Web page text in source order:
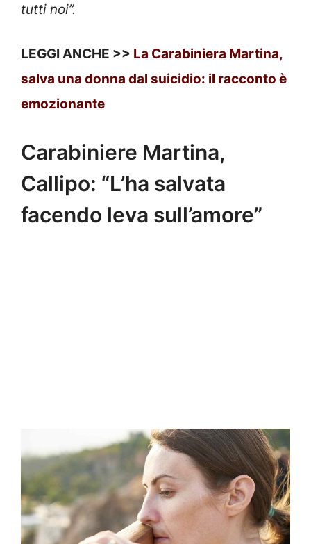
tutti noi”.
LEGGI ANCHE >> La Carabiniera Martina,
salva una donna dal suicidio: il racconto è
emozionante
Carabiniere Martina,
Callipo: “L’ha salvata
facendo leva sull’amore”